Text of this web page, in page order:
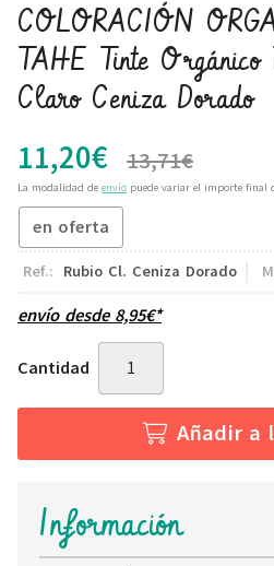
COLORACIÓN
TAHE Tinte
Claro Ceniza Dorado
11,20€ 13,71€
La modalidad de envío puede variar el importe final
en oferta
Ref.: Rubio Cl. Ceniza Dorado
envío desde 8,95€*
Cantidad
Añadir a
Información